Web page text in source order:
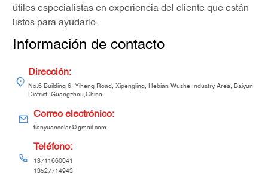
útiles especialistas en experiencia del cliente que están
listos para ayudarlo.
Información de contacto
Dirección:
No.6 Building 6, Yiheng Road, Xipengling, Hebian Wushe Industry Area, Baiyun
District, Guangzhou,China
Correo electrónico:
tianyuansolar@gmail.com
Teléfono:
13711660041
13527714943